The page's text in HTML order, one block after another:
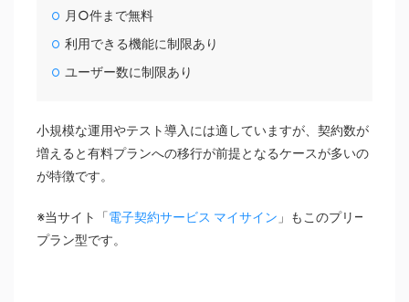
月○件まで無料
利用できる機能に制限あり
ユーザー数に制限あり
小規模な運用やテスト導入には適していますが、契約数が
増えると有料プランへの移行が前提となるケースが多いの
が特徴です。
※当サイト「電子契約サービス マイサイン 」もこのプリ―
プラン型です。